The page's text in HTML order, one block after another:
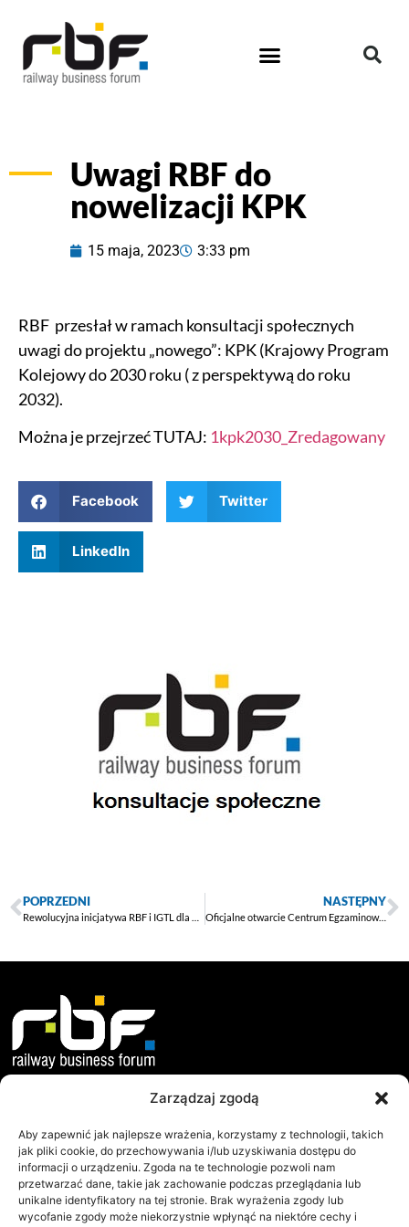
Zarządzaj zgodą
Aby zapewnić jak najlepsze wrażenia, korzystamy z technologii, takich
jak pliki cookie, do przechowywania i/lub uzyskiwania dostępu do
informacji o urządzeniu. Zgoda na te technologie pozwoli nam
przetwarzać dane, takie jak zachowanie podczas przeglądania lub
unikalne identyfikatory na tej stronie. Brak wyrażenia zgody lub
wycofanie zgody może niekorzystnie wpłynąć na niektóre cechy i
Uwagi RBF do
nowelizacji KPK
15 maja, 2023 3:33 pm
RBF przesłał w ramach konsultacji społecznych
uwagi do projektu „nowego”: KPK (Krajowy Program
Kolejowy do 2030 roku ( z perspektywą do roku
2032).
Można je przejrzeć TUTAJ: 1kpk2030_Zredagowany
Facebook Twitter
LinkedIn
POPRZEDNI NASTĘPNY
Oficjalne otwarcie Centrum Egzaminowania Maszynistów
Misja i Cele
Jak Działamy?
Współpraca
Zarząd
Dokumenty
Statut
Regulamin WZC
Protokoły WZC
Raporty